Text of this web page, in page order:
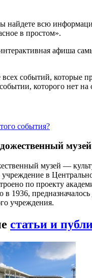
найдете всю
в простом».
афиша
событий, которые
которого нет на
события?
музей
музей —
учреждение в
по проекту
1936, предназначалось
учреждения.
статьи и